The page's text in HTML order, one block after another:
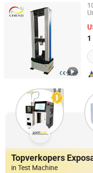
1
Jinan Chenji
Shandong, China
Topverkopers
in Test Machine